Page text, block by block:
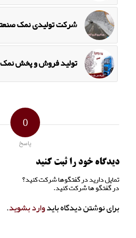
شرکت تولیدی نمک
تولید فروش و پخش
0
پاسخ
دیدگاه خود را ثبت کنید
تمایل دارید در گفتگوها شرکت کنید؟
در گفتگو ها شرکت کنید.
برای نوشتن دیدگاه بایدوارد بشوید.